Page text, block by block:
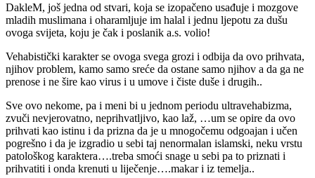
DakleM, još jedna od stvari, koja se izopačeno usađuje i mozgove
mladih muslimana i oharamljuje im halal i jednu ljepotu za dušu
ovoga svijeta, koju je čak i poslanik a.s. volio!
Vehabistički karakter se ovoga svega grozi i odbija da ovo prihvata,
njihov problem, kamo samo sreće da ostane samo njihov a da ga ne
prenose i ne šire kao virus i u umove i čiste duše i drugih..
Sve ovo nekome, pa i meni bi u jednom periodu ultravehabizma,
zvuči nevjerovatno, neprihvatljivo, kao laž, …um se opire da ovo
prihvati kao istinu i da prizna da je u mnogočemu odgoajan i učen
pogrešno i da je izgradio u sebi taj nenormalan islamski, neku vrstu
patološkog karaktera….treba smoći snage u sebi pa to priznati i
prihvatiti i onda krenuti u liječenje….makar i iz temelja..